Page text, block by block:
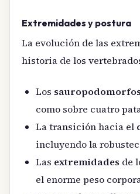
Extremidades y postura
La evolución de las
historia de los
Los
como sobre cuatro
La transición hacia el
incluyendo la
Las extremidades de
el enorme peso